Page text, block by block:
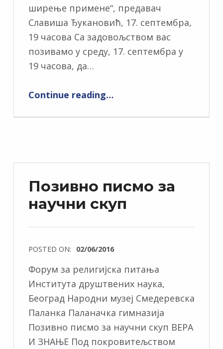
ширење примене“, предавач
Славиша Ђукановић, 17. септембра,
19 часова Са задовољством вас
позивамо у среду, 17. септембра у
19 часова, да…
Continue reading…
Позивно писмо за
научни скуп
POSTED ON: 02/06/2016
Форум за религијска питања
Института друштвених наука,
Београд Народни музеј Смедеревска
Паланка Паланачка гимназија
Позивно писмо за научни скуп ВЕРА
И ЗНАЊЕ Под покровитељством